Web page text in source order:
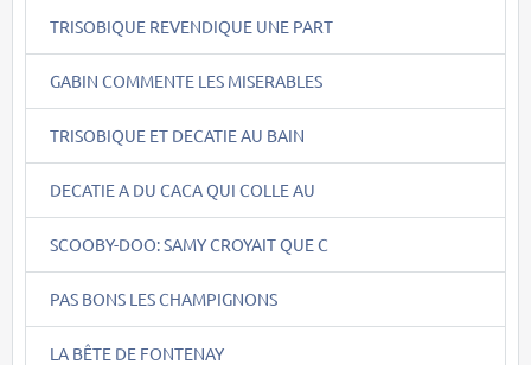
TRISOBIQUE REVENDIQUE UNE PART
GABIN COMMENTE LES MISERABLES
TRISOBIQUE ET DECATIE AU BAIN
DECATIE A DU CACA QUI COLLE AU
SCOOBY-DOO: SAMY CROYAIT QUE C
PAS BONS LES CHAMPIGNONS
LA BÊTE DE FONTENAY